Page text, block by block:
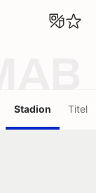
Stadion Titel